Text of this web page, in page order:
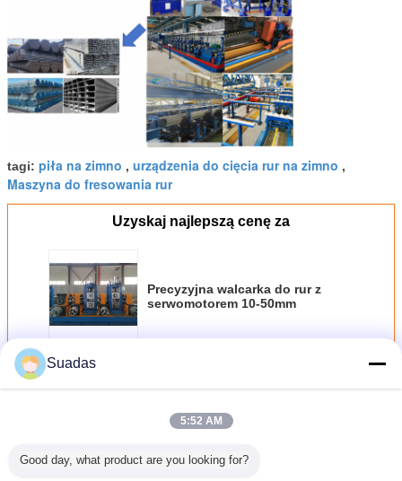
tagi: piła na zimno , urządzenia do cięcia rur na zimno ,
Maszyna do fresowania rur
Uzyskaj najlepszą cenę za
Precyzyjna walcarka do rur z
serwomotorem 10-50mm
Maszyna do młyna rurowego
Suadas
5:52 AM
Good day, what product are you looking for?